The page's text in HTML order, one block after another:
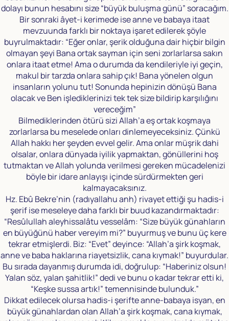
dolayı bunun hesabını size “büyük buluşma günü” soracağım.
Bir sonraki âyet-i kerimede ise anne ve babaya itaat
mevzuunda farklı bir noktaya işaret edilerek şöyle
buyrulmaktadır: “Eğer onlar, şerik olduğuna dair hiçbir bilgin
olmayan şeyi Bana ortak sayman için seni zorlarlarsa sakın
onlara itaat etme! Ama o durumda da kendileriyle iyi geçin,
makul bir tarzda onlara sahip çık! Bana yönelen olgun
insanların yolunu tut! Sonunda hepinizin dönüşü Bana
olacak ve Ben işlediklerinizi tek tek size bildirip karşılığını
vereceğim”
Bilmediklerinden ötürü sizi Allah’a eş ortak koşmaya
zorlarlarsa bu meselede onları dinlemeyeceksiniz. Çünkü
Allah hakkı her şeyden evvel gelir. Ama onlar müşrik dahi
olsalar, onlara dünyada iyilik yapmaktan, gönüllerini hoş
tutmaktan ve Allah yolunda verilmesi gereken mücadelenizi
böyle bir idare anlayışı içinde sürdürmekten geri
kalmayacaksınız.
Hz. Ebû Bekre’nin (radıyallahu anh) rivayet ettiği şu hadis-i
şerif ise meseleye daha farklı bir buud kazandırmaktadır:
“Resûlullah aleyhissalâtu vesselâm: “Size büyük günahların
en büyüğünü haber vereyim mi?” buyurmuş ve bunu üç kere
tekrar etmişlerdi. Biz: “Evet” deyince: “Allah’a şirk koşmak,
anne ve baba haklarına riayetsizlik, cana kıymak!” buyurdular.
Bu sırada dayanmış durumda idi, doğrulup: “Haberiniz olsun!
Yalan söz, yalan şahitlik!” dedi ve bunu o kadar tekrar etti ki,
“Keşke sussa artık!” temennisinde bulunduk.”
Dikkat edilecek olursa hadis-i şerifte anne-babaya isyan, en
büyük günahlardan olan Allah’a şirk koşmak, cana kıymak,